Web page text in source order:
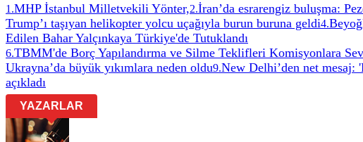
1 .MHP İstanbul Milletvekili Yönter,2.İran’da esrarengiz buluşma:
Trump’ı taşıyan helikopter yolcu uçağıyla burun buruna geldi4.
Edilen Bahar Yalçınkaya Türkiye'de Tutuklandı
6.TBMM'de Borç Yapılandırma ve Silme Teklifleri Komisyonlara
Ukrayna’da büyük yıkımlara neden oldu9.New Delhi’den net mesaj:
açıkladı
YAZARLAR